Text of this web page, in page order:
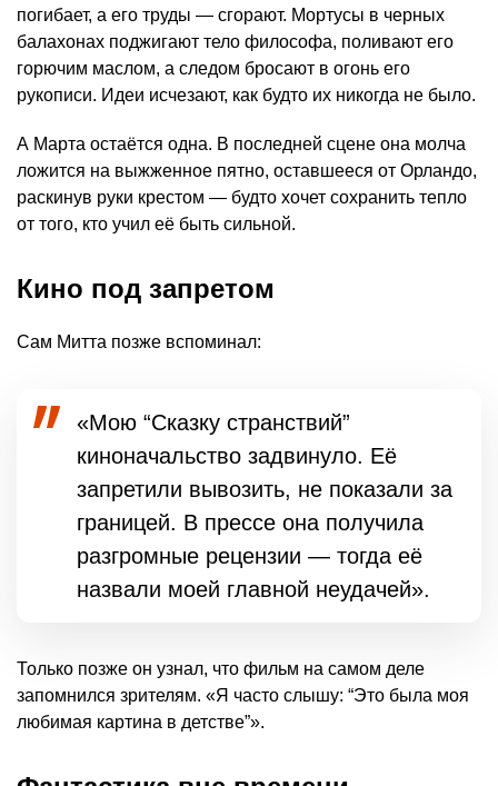
погибает, а его труды — сгорают. Мортусы в черных
балахонах поджигают тело философа, поливают его
горючим маслом, а следом бросают в огонь его
рукописи. Идеи исчезают, как будто их никогда не было.
А Марта остаётся одна. В последней сцене она молча
ложится на выжженное пятно, оставшееся от Орландо,
раскинув руки крестом — будто хочет сохранить тепло
от того, кто учил её быть сильной.
Кино под запретом
Сам Митта позже вспоминал:
«Мою “Сказку странствий”
киноначальство задвинуло. Её
запретили вывозить, не показали за
границей. В прессе она получила
разгромные рецензии — тогда её
назвали моей главной неудачей».
Только позже он узнал, что фильм на самом деле
запомнился зрителям. «Я часто слышу: “Это была моя
любимая картина в детстве”».